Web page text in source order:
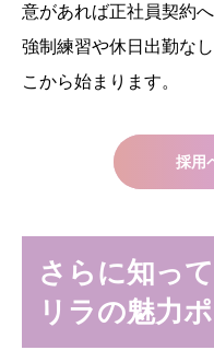
意があれば正社員契約へ
強制練習や休日出勤なし
こから始まります。
採用
さらに知っ
リラの魅力